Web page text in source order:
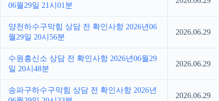
06월29일 21시01분
양천하수구막힘 상담 전 확인사항 2026년06
월29일 20시56분
2026.06.29
수원흥신소 상담 전 확인사항 2026년06월29
일 20시48분
2026.06.29
송파구하수구막힘 상담 전 확인사항 2026년
2026.06.29